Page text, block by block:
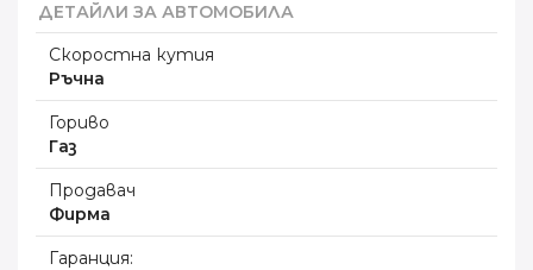
ДЕТАЙЛИ ЗА АВТОМОБИЛА
Скоростна кутия
Ръчна
Гориво
Газ
Продавач
Фирма
Гаранция: